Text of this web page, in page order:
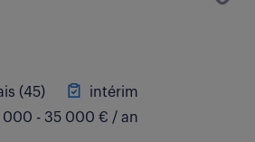
(45)
intérim
- 35 000 € / an